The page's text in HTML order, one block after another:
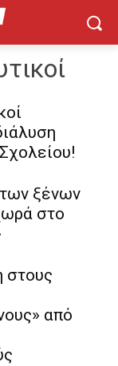
ξένων
στο
στους
από